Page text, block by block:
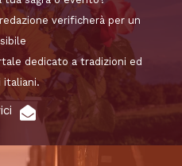
verificherà per un
dedicato a tradizioni ed
italiani.